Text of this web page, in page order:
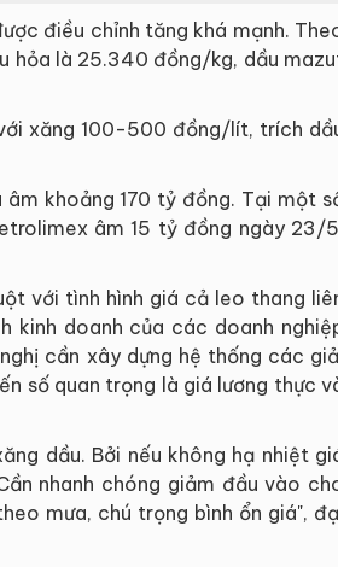
điều chỉnh tăng khá mạnh.
hỏa là 25.340 đồng/kg, dầu
xăng 100-500 đồng/lít, trích
âm khoảng 170 tỷ đồng. Tại một
âm 15 tỷ đồng ngày 23/
với tình hình giá cả leo thang
kinh doanh của các doanh
cần xây dựng hệ thống các
số quan trọng là giá lương thực
dầu. Bởi nếu không hạ nhiệt
nhanh chóng giảm đầu vào
mưa, chú trọng bình ổn giá",